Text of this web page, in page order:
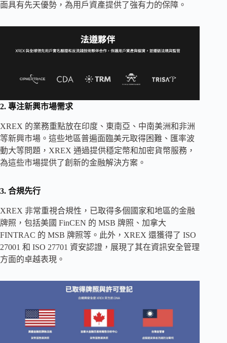
面具有先天優勢，為用戶資產提供了強有力的保障。
2. 專注新興市場需求
XREX 的業務重點放在印度、東南亞、中南美洲和非洲
等新興市場。這些地區普遍面臨美元取得困難、匯率波
動大等問題，XREX 通過提供穩定幣和加密貨幣服務，
為這些市場提供了創新的金融解決方案。
3. 合規先行
XREX 非常重視合規性，已取得多個國家和地區的金融
牌照，包括美國 FinCEN 的 MSB 牌照、加拿大
FINTRAC 的 MSB 牌照等。此外，XREX 還獲得了 ISO
27001 和 ISO 27701 資安認證，展現了其在資訊安全管理
方面的卓越表現。